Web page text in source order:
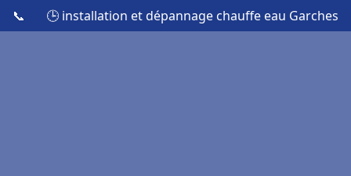
📞 🕒 installation et dépannage chauffe eau Garches